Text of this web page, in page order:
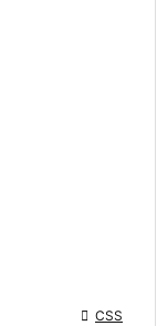
 CSS